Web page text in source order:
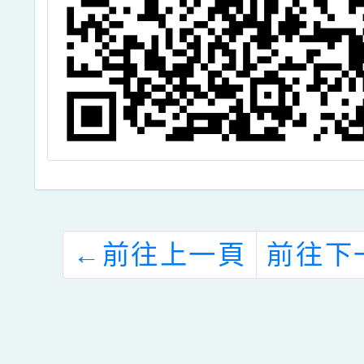
← 前往上一頁 前往下